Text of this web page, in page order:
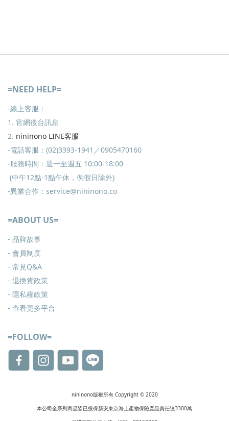
=NEED HELP=
-線上客服：
1. 官網後台訊息
2. nininono LINE客服
-電話客服：(02)3393-1941／0905470160
-服務時間：週一至週五 10:00-18:00
(中午12點-1點午休，例假日除外)
-異業合作：service@nininono.co
=ABOUT US=
- 品牌故事
- 會員制度
- 常見Q&A
- 退換貨政策
- 隱私權政策
- 查看更多平台
=FOLLOW=
nininono版權所有 Copyright © 2020
本公司全系列商品皆已投保新安東京海上產物保險產品責任險3300萬